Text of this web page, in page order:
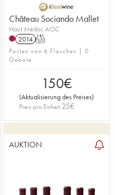
Château Sociando Mallet
Haut Médoc AOC
2014 T
Posten von 6 Flaschen | 0
Gebote
150€
(Aktualisierung des Preises)
Preis pro Einheit 25€
AUKTION